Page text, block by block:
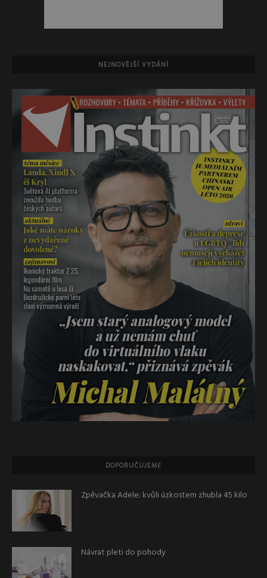
NEJNOVĚJŠÍ VYDÁNÍ
DOPORUČUJEME
Zpěvačka Adele: kvůli úzkostem zhubla 45 kilo
Návrat pleti do pohody